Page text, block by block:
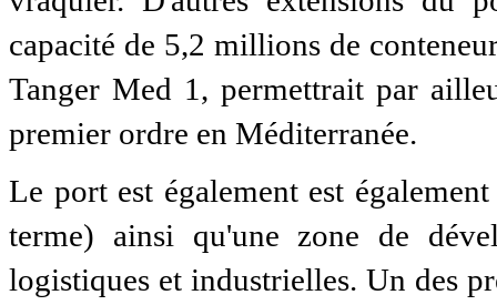
capacité de 5,2 millions de
Tanger Med 1, permettrait par
premier ordre en Méditerranée.
Le port est également est
terme) ainsi qu'une zone de
logistiques et industrielles. Un des